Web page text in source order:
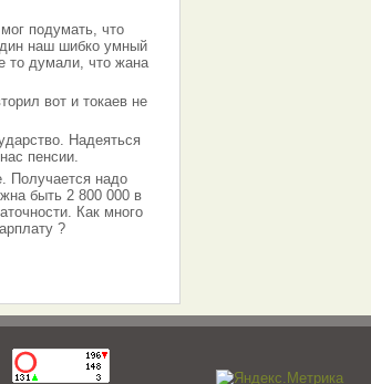
подумать, что
наш шибко умный
то думали, что жана
вот и токаев не
Надеяться
пенсии.
Получается надо
быть 2 800 000 в
Как много
?